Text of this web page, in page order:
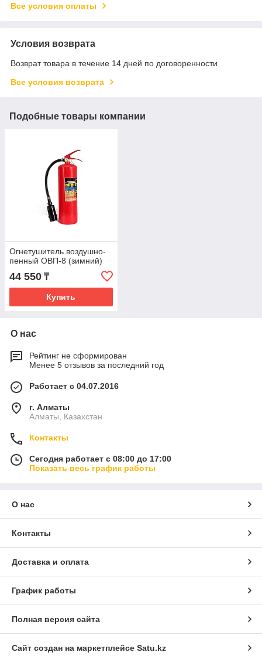
Все условия оплаты
Условия возврата
Возврат товара в течение 14 дней по договоренности
Все условия возврата
Подобные товары компании
Огнетушитель воздушно-
пенный ОВП-8 (зимний)
44 550 ₸
Купить
О нас
Рейтинг не сформирован
Менее 5 отзывов за последний год
Работает с 04.07.2016
г. Алматы
Алматы, Казахстан
Контакты
Сегодня работает с 08:00 до 17:00
Показать весь график работы
О нас
Контакты
Доставка и оплата
График работы
Полная версия сайта
Сайт создан на маркетплейсе Satu.kz